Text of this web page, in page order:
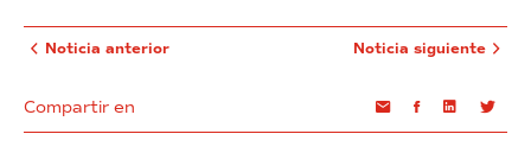
Noticia anterior
Compartir en EmailFacebookLinkedin
Noticia siguiente